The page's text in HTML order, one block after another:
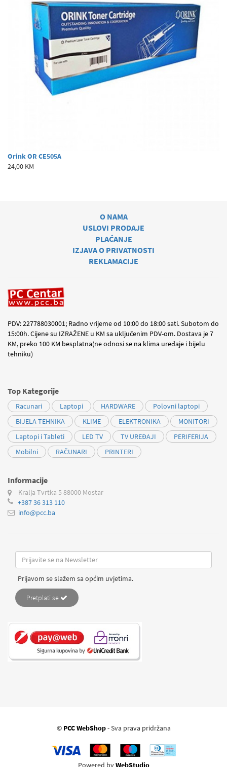
Orink OR CE505A
24,00 KM
O NAMA
USLOVI PRODAJE
PLAĆANJE
IZJAVA O PRIVATNOSTI
REKLAMACIJE
PDV: 227788030001; Radno vrijeme od 10:00 do 18:00 sati. Subotom do
15:00h. Cijene su IZRAŽENE u KM sa uključenim PDV-om. Dostava je 7
KM, preko 100 KM besplatna(ne odnosi se na klima uređaje i bijelu
tehniku)
Top Kategorije
Racunari Laptopi HARDWARE
Polovni laptopi
BIJELA TEHNIKA
KLIME ELEKTRONIKA
MONITORI
Laptopi i Tableti
LED TV TV UREĐAJI
PERIFERIJA
Mobilni
RAČUNARI PRINTERI
Informacije
Kralja Tvrtka 5 88000 Mostar
+387 36 313 110
info@pcc.ba
Prijavom se slažem sa općim uvjetima.
Pretplati se
© PCC WebShop- Sva prava pridržana
Powered byWebStudio